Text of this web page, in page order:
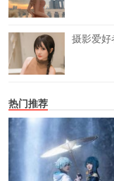
摄影爱
热门推荐